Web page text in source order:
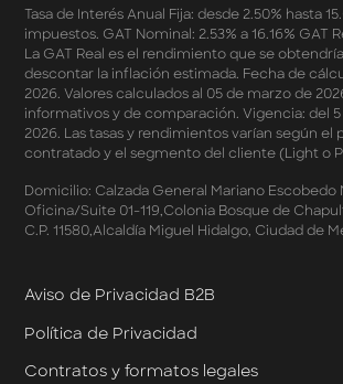
Términos y Condiciones - Apartados -
Preferentes Febrero 2026
Términos y Condiciones - Programa
AWIN
Pago de Servicios a MSI –
Marzo 2026
Términos y Condiciones - Meses Sin
Cashback
Términos y Condiciones Aplicables a la
Apartados
Mastercard
Términos y Condiciones de Klar Plus
Tasa de Interés Anual Fija: desde 2.50% hasta
impuestos. GAT Nominal: 2.53% a 16.16% GAT
La GAT Real es el rendimiento que se
descontar la inflación estimada. Fecha de
2026. Valores calculados al 05 de marzo de
informativos y de comparación. Vigencia: del 5
2026. Las tasas y rendimientos varían según el
contratado y el segmento del cliente (Light o
Domicilio: Calzada General Mariano Escobedo
Oficina/Suite 01-119,Colonia Bosque de
C.P. 11580,Alcaldía Miguel Hidalgo, Ciudad de
Aviso de Privacidad B2B
Política de Privacidad
Contratos y formatos legales